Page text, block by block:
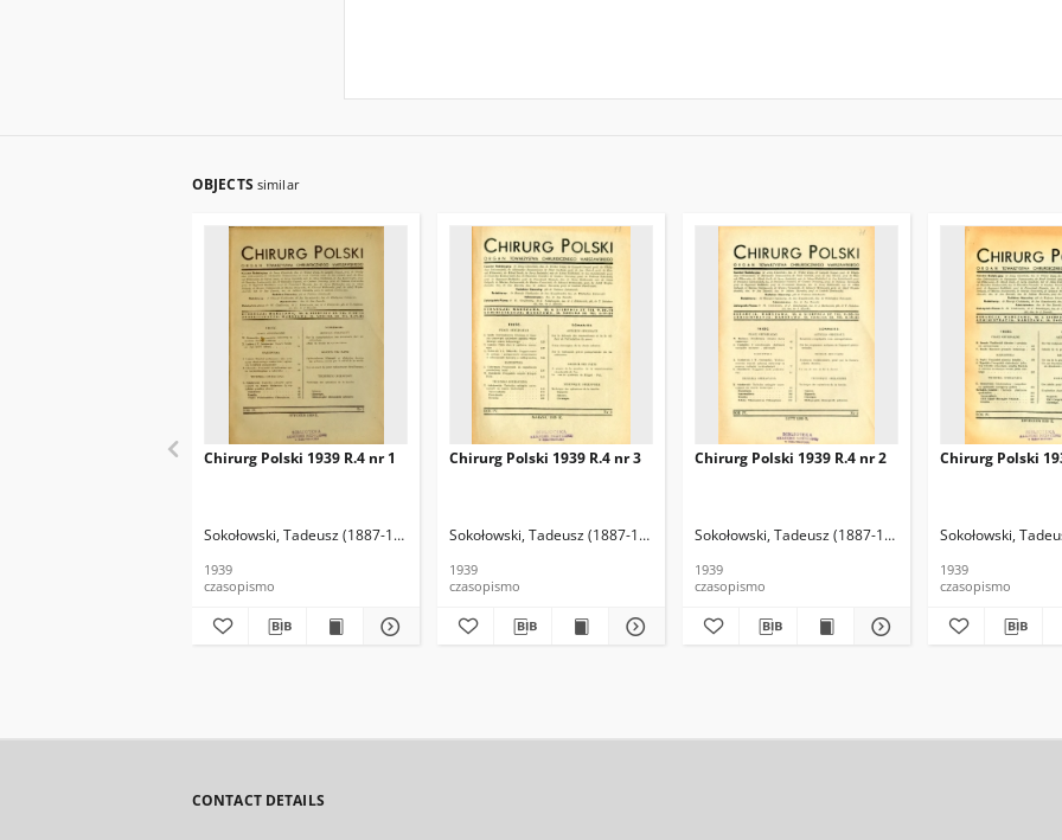
OBJECTS similar
Chirurg Polski 1939 R.4 nr 1
Sokołowski, Tadeusz (1887-1965). Red. Kołodziejski, Jan (lekarz). Red.
1939
czasopismo
Chirurg Polski 1939 R.4 nr 3
Sokołowski, Tadeusz (1887-1965). Red. Kołodziejski, Jan (lekarz). Red.
1939
czasopismo
Chirurg Polski 1939 R.4 nr 2
Sokołowski, Tadeusz (1887-1965). Red. Kołodziejski,
1939
czasopismo
Chirurg Polski
Sokołowski,
1939
czasopismo
CONTACT DETAILS